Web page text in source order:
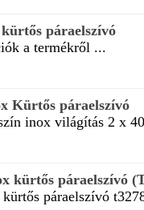
páraelszívó
a termékről ...
Kürtős páraelszívó
inox világítás 2 x
kürtős páraelszívó
páraelszívó